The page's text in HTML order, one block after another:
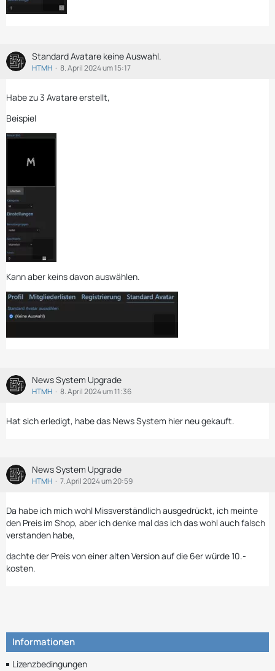
Standard Avatare keine Auswahl.
HTMH 8. April 2024 um 15:17
Habe zu 3 Avatare erstellt,
Beispiel
Kann aber keins davon auswählen.
News System Upgrade
HTMH 8. April 2024 um 11:36
Hat sich erledigt, habe das News System hier neu gekauft.
News System Upgrade
HTMH 7. April 2024 um 20:59
Da habe ich mich wohl Missverständlich ausgedrückt, ich meinte
den Preis im Shop, aber ich denke mal das ich das wohl auch falsch
verstanden habe,
dachte der Preis von einer alten Version auf die 6er würde 10.-
kosten.
Informationen
Lizenzbedingungen